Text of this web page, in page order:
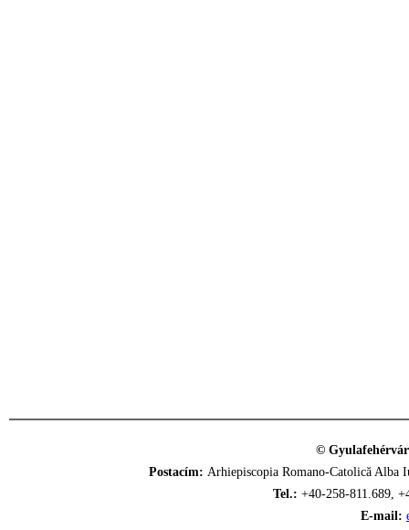
©
Postacím: Arhiepiscopia Romano-Catolică
Tel.: +40-258-811.689,
E-mail: